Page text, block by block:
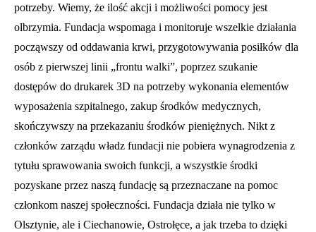
potrzeby. Wiemy, że ilość akcji i możliwości pomocy jest
olbrzymia. Fundacja wspomaga i monitoruje wszelkie działania
począwszy od oddawania krwi, przygotowywania posiłków dla
osób z pierwszej linii „frontu walki”, poprzez szukanie
dostępów do drukarek 3D na potrzeby wykonania elementów
wyposażenia szpitalnego, zakup środków medycznych,
skończywszy na przekazaniu środków pieniężnych. Nikt z
członków zarządu władz fundacji nie pobiera wynagrodzenia z
tytułu sprawowania swoich funkcji, a wszystkie środki
pozyskane przez naszą fundację są przeznaczane na pomoc
członkom naszej społeczności. Fundacja działa nie tylko w
Olsztynie, ale i Ciechanowie, Ostrołęce, a jak trzeba to dzięki